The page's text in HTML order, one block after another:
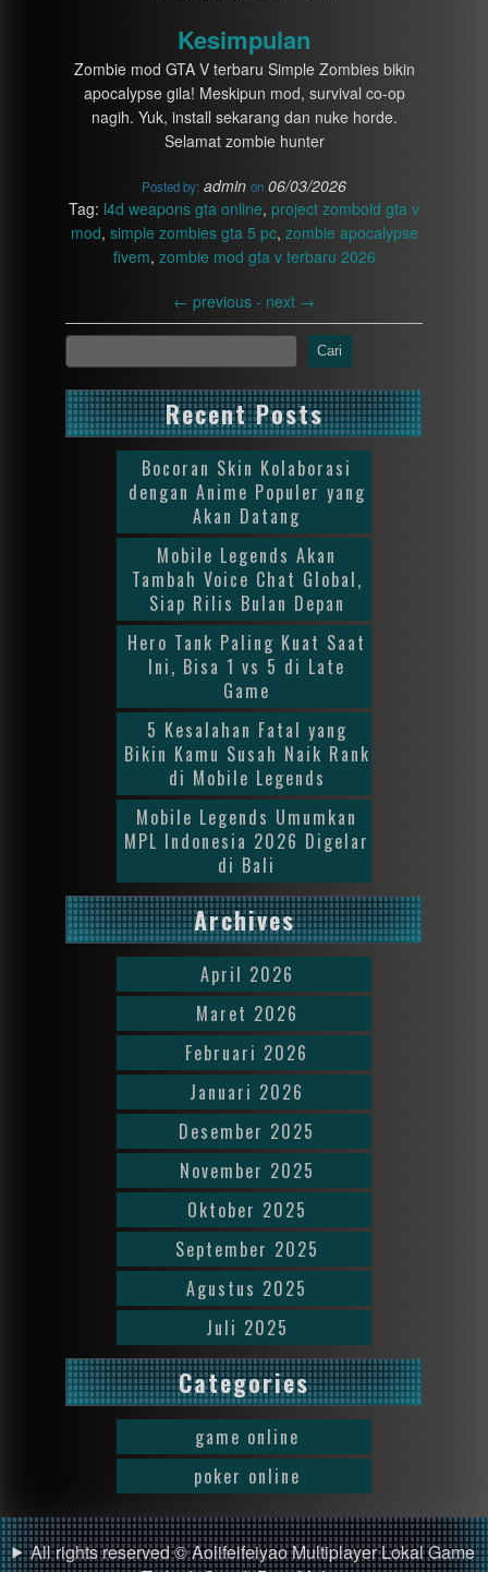
Kesimpulan
Zombie mod GTA V terbaru Simple Zombies bikin
apocalypse gila! Meskipun mod, survival co-op
nagih. Yuk, install sekarang dan nuke horde.
Selamat zombie hunter
Posted by: admin on 06/03/2026
Tag: l4d weapons gta online, project zomboid gta v
mod, simple zombies gta 5 pc, zombie apocalypse
fivem, zombie mod gta v terbaru 2026
← previous - next →
Cari
Recent Posts
Bocoran Skin Kolaborasi
dengan Anime Populer yang
Akan Datang
Mobile Legends Akan
Tambah Voice Chat Global,
Siap Rilis Bulan Depan
Hero Tank Paling Kuat Saat
Ini, Bisa 1 vs 5 di Late
Game
5 Kesalahan Fatal yang
Bikin Kamu Susah Naik Rank
di Mobile Legends
Mobile Legends Umumkan
MPL Indonesia 2026 Digelar
di Bali
Archives
April 2026
Maret 2026
Februari 2026
Januari 2026
Desember 2025
November 2025
Oktober 2025
September 2025
Agustus 2025
Juli 2025
Categories
game online
poker online
All rights reserved © Aolifeifeiyao Multiplayer Lokal Game